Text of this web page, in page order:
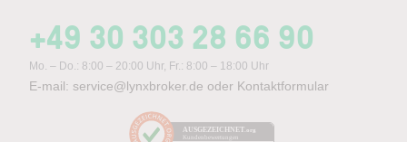
+49 30 303 28 66 90
Mo. – Do.: 8:00 – 20:00 Uhr, Fr.: 8:00 – 18:00 Uhr
E-mail: service@lynxbroker.de oder Kontaktformular
AUSGEZEICHNET .org
Kundenbewertungen